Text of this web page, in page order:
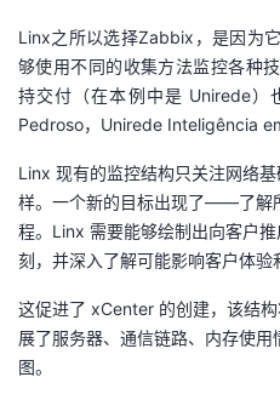
Linx之所以选择Zabbix，是因为
够使用不同的收集方法监控各种
持交付（在本例中是 Unirede）
Pedroso， Unirede Inteligência
Linx 现有的监控结构只关注网络
样。一个新的目标出现了——了解
程。Linx 需要能够绘制出向客户
刻，并深入了解可能影响客户体验
这促进了 xCenter 的创建，该结
展了服务器、通信链路、内存使
图。